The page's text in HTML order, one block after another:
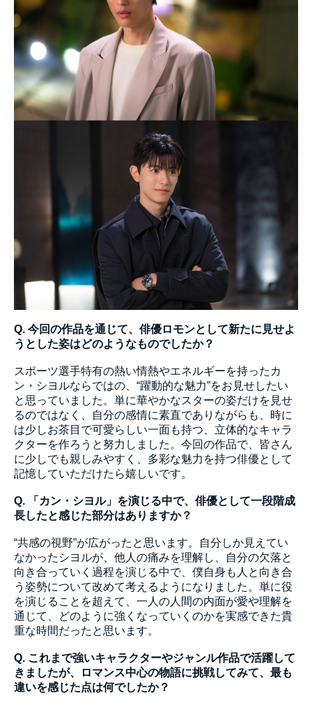
Q. 今回の作品を通じて、俳優ロモンとして新たに見せよ
うとした姿はどのようなものでしたか？
スポーツ選手特有の熱い情熱やエネルギーを持ったカ
ン・シヨルならではの、“躍動的な魅力”をお見せしたい
と思っていました。単に華やかなスターの姿だけを見せ
るのではなく、自分の感情に素直でありながらも、時に
は少しお茶目で可愛らしい一面も持つ、立体的なキャラ
クターを作ろうと努力しました。今回の作品で、皆さん
に少しでも親しみやすく、多彩な魅力を持つ俳優として
記憶していただけたら嬉しいです。
Q. 「カン・シヨル」を演じる中で、俳優として一段階成
長したと感じた部分はありますか？
“共感の視野”が広がったと思います。自分しか見えてい
なかったシヨルが、他人の痛みを理解し、自分の欠落と
向き合っていく過程を演じる中で、僕自身も人と向き合
う姿勢について改めて考えるようになりました。単に役
を演じることを超えて、一人の人間の内面が愛や理解を
通じて、どのように強くなっていくのかを実感できた貴
重な時間だったと思います。
Q. これまで強いキャラクターやジャンル作品で活躍して
きましたが、ロマンス中心の物語に挑戦してみて、最も
違いを感じた点は何でしたか？